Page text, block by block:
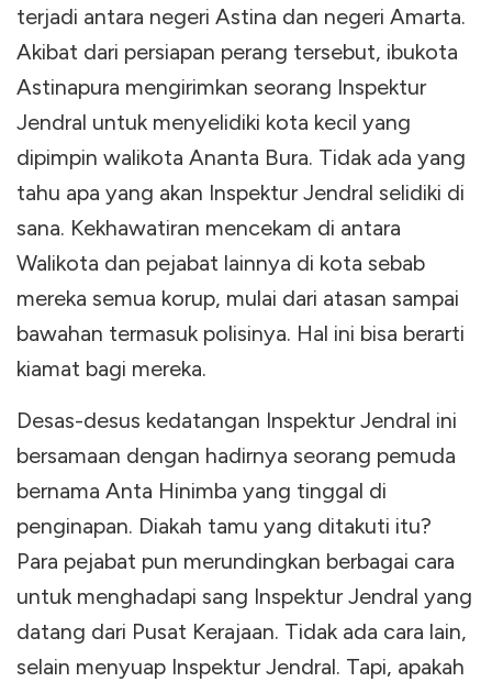
terjadi antara negeri Astina dan negeri Amarta.
Akibat dari persiapan perang tersebut, ibukota
Astinapura mengirimkan seorang Inspektur
Jendral untuk menyelidiki kota kecil yang
dipimpin walikota Ananta Bura. Tidak ada yang
tahu apa yang akan Inspektur Jendral selidiki di
sana. Kekhawatiran mencekam di antara
Walikota dan pejabat lainnya di kota sebab
mereka semua korup, mulai dari atasan sampai
bawahan termasuk polisinya. Hal ini bisa berarti
kiamat bagi mereka.
Desas-desus kedatangan Inspektur Jendral ini
bersamaan dengan hadirnya seorang pemuda
bernama Anta Hinimba yang tinggal di
penginapan. Diakah tamu yang ditakuti itu?
Para pejabat pun merundingkan berbagai cara
untuk menghadapi sang Inspektur Jendral yang
datang dari Pusat Kerajaan. Tidak ada cara lain,
selain menyuap Inspektur Jendral. Tapi, apakah